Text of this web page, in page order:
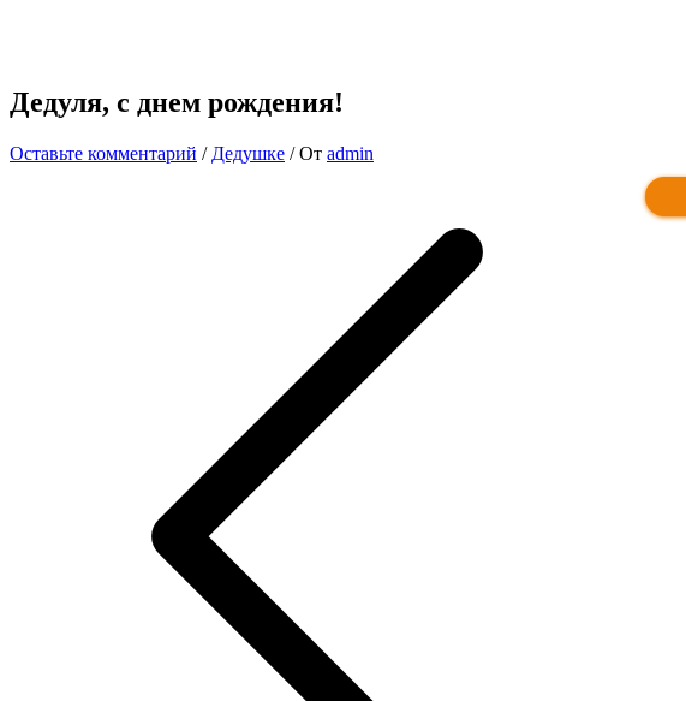
Дедуля, с днем рождения!
Оставьте комментарий / Дедушке / От admin